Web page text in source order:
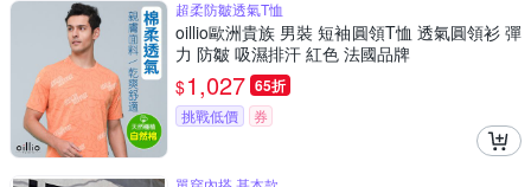
超柔防皺透氣T恤
oillio歐洲貴族 男裝 短袖圓領T恤 透氣圓領衫 彈
力 防皺 吸濕排汗 紅色 法國品牌
$1,027 65折
挑戰低價 券